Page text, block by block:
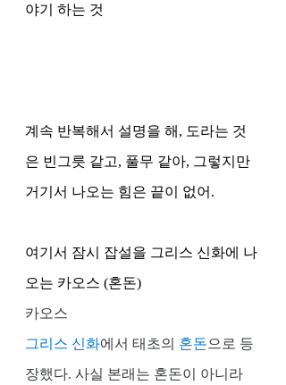
야기 하는 것
계속 반복해서 설명을 해, 도라는 것
은 빈그릇 같고, 풀무 같아, 그렇지만
거기서 나오는 힘은 끝이 없어.
여기서 잠시 잡설을 그리스 신화에 나
오는 카오스 (혼돈)
카오스
그리스 신화에서 태초의 혼돈으로 등
장했다. 사실 본래는 혼돈이 아니라